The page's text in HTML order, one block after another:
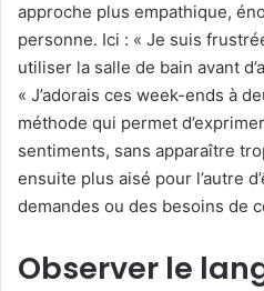
approche plus empathique,
personne. Ici : « Je suis
utiliser la salle de bain avant
« J’adorais ces week-ends à
méthode qui permet
sentiments, sans apparaître
ensuite plus aisé pour l’autre
demandes ou des besoins de
Observer le